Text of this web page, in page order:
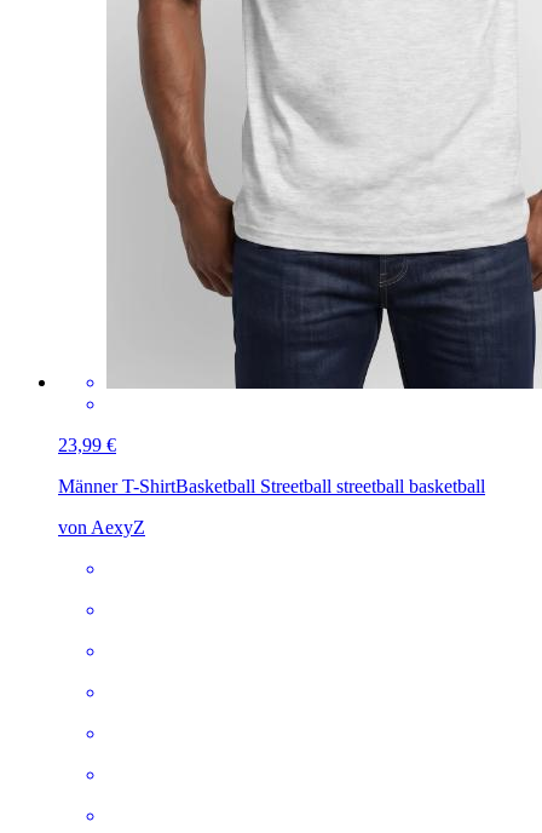
23,99 €
Männer T-ShirtBasketball Streetball streetball basketball
von AexyZ